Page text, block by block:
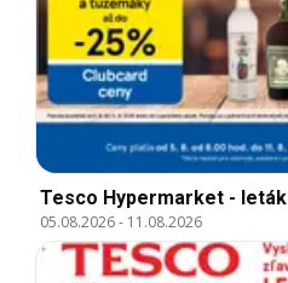
Tesco Hypermarket - leták
05.08.2026- 11.08.2026